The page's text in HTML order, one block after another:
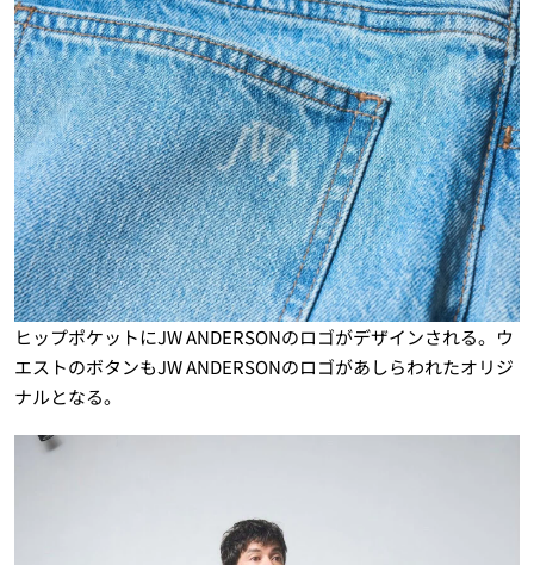
ヒップポケットにJW ANDERSONのロゴがデザインされる。ウ
エストのボタンもJW ANDERSONのロゴがあしらわれたオリジ
ナルとなる。